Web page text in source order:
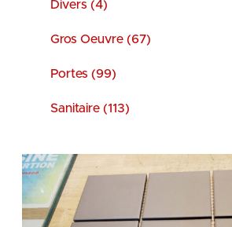
Divers (4)
Gros Oeuvre (67)
Portes (99)
Sanitaire (113)